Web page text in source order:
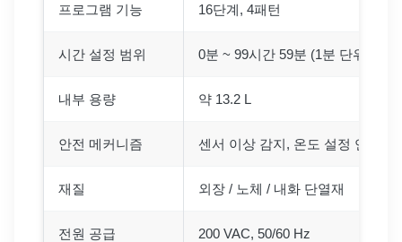
프로그램 기능 16단계, 4패턴
시간 설정 범위 0분 ~ 99시간 59분 (1분 단위)
내부 용량 약 13.2 L
안전 메커니즘 센서 이상 감지, 온도 설정 연동
재질 외장 / 노체 / 내화 단열재
전원 공급 200 VAC, 50/60 Hz